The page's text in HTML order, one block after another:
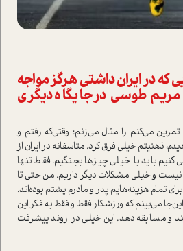
که در ایران داشتی هرگز مواجه
مریم طوسی در جایگاه د‌یگری
تمرین می‌کنم را مثال می‌زنم؛ وقتی‌که رفتم و
ذهنیتم خیلی فرق کرد. متاسفانه در ایران از
باید با خیلی چیزها بجنگیم. فقط تنها
نیست و خیلی مشکلات دیگر داریم. من حتی تا
تمام هزینه‌هایم پدر و مادرم پشتم بوده‌اند.
می‌بینم که ورزشکار فقط و فقط به فکر این
و مسابقه دهد. این خیلی در روند پیشرفت